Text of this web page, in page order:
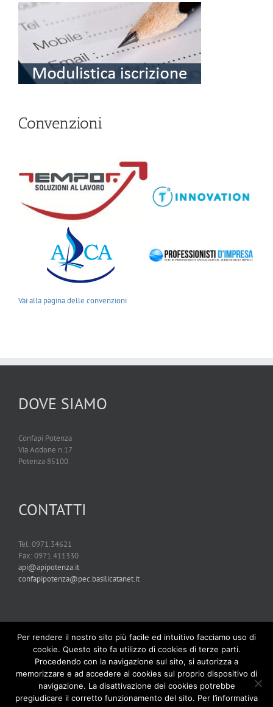
Convenzioni
Vai alla pagina delle convenzioni
DOVE SIAMO
Confapi Potenza
Via Addone n.17
Potenza 85100
CONTATTI
Tel: 0971.34621
Fax: 0971.411330
api@apipotenza.it
confapipotenza@pec.basilicatanet.it
Per rendere il nostro sito più facile ed intuitivo facciamo uso di
cookie. Questo sito fa utilizzo di cookies di terze parti.
Procedendo con la navigazione sul sito, si autorizza a
memorizzare e ad accedere ai cookies sul proprio dispositivo di
navigazione. La disattivazione dei cookies potrebbe
pregiudicare il corretto funzionamento del sito. Per l’informativa